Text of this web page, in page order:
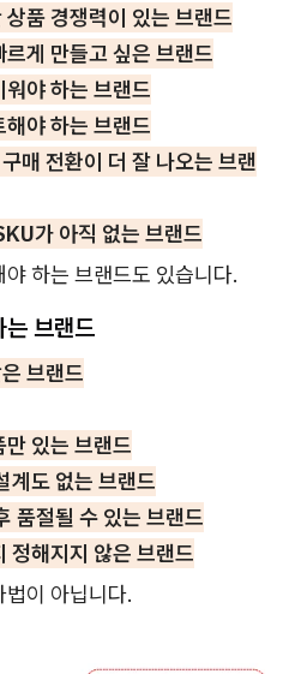
품 경쟁력이 있는 브랜드
게 만들고 싶은 브랜드
야 하는 브랜드
야 하는 브랜드
매 전환이 더 잘 나오는 브랜
가 아직 없는 브랜드
하는 브랜드도 있습니다.
브랜드
브랜드
있는 브랜드
계도 없는 브랜드
품절될 수 있는 브랜드
정해지지 않은 브랜드
이 아닙니다.